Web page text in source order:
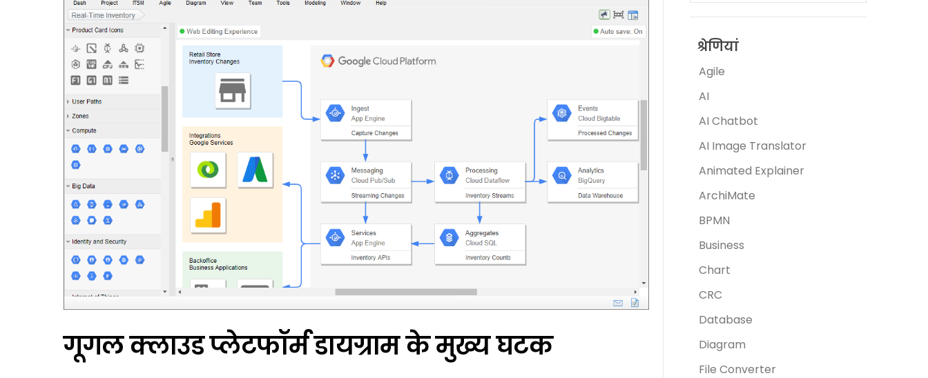
गूगल क्लाउड प्लेटफॉर्म डायग्राम के मुख्य घटक
श्रेणियां
Agile
AI
AI Chatbot
AI Image Translator
Animated Explainer
ArchiMate
BPMN
Business
Chart
CRC
Database
Diagram
File Converter